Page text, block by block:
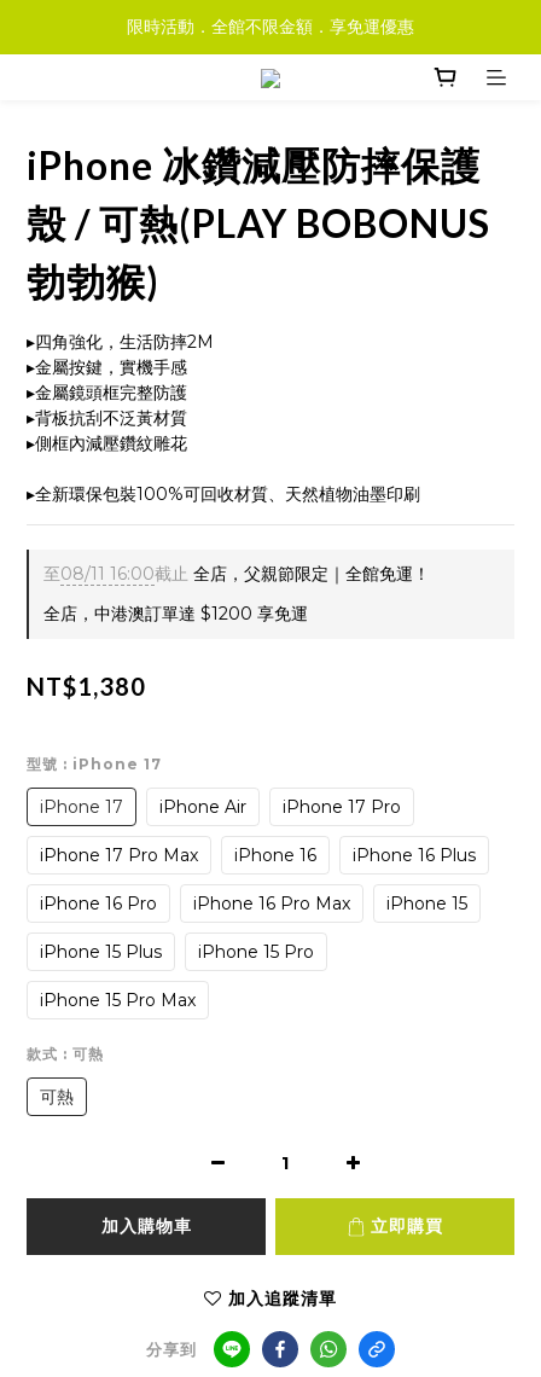
限時活動．全館不限金額．享免運優惠
iPhone 冰鑽減壓防摔保護
殼 / 可熱(PLAY BOBONUS
勃勃猴)
▸四角強化，生活防摔2M
▸金屬按鍵，實機手感
▸金屬鏡頭框完整防護
▸背板抗刮不泛黃材質
▸側框內減壓鑽紋雕花
▸全新環保包裝100%可回收材質、天然植物油墨印刷
至08/11 16:00截止 全店，父親節限定｜全館免運！
全店，中港澳訂單達 $1200 享免運
NT$1,380
型號 : iPhone 17
iPhone 17 iPhone Air iPhone 17 Pro
iPhone 17 Pro Max iPhone 16 iPhone 16 Plus
iPhone 16 Pro iPhone 16 Pro Max iPhone 15
iPhone 15 Plus iPhone 15 Pro
iPhone 15 Pro Max
款式 : 可熱
可熱
加入購物車 立即購買
加入追蹤清單
分享到